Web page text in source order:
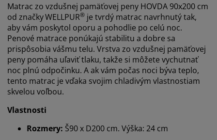
Matrac zo vzdušnej pamäťovej peny HOVDA 90x200 cm
od značkyWELLPUR® je tvrdý matrac navrhnutý tak,
aby vám poskytol oporu a pohodlie po celú noc.
Penové matrace ponúkajú stabilitu a dobre sa
prispôsobia vášmu telu. Vrstva zo vzdušnej pamäťovej
peny pomáha uľaviť tlaku, takže si môžete vychutnať
noc plnú odpočinku. A ak vám počas noci býva teplo,
tento matrac je vďaka svojim chladivým vlastnostiam
skvelou voľbou.
Vlastnosti
Rozmery: Š90 x D200 cm. Výška: 24 cm